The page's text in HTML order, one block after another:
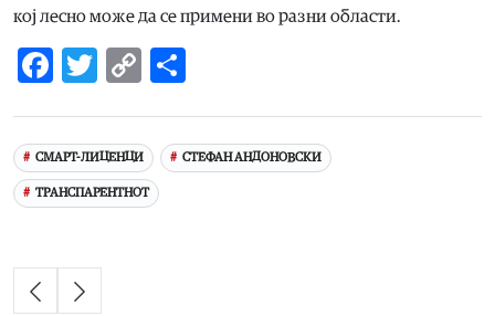
кој лесно може да се примени во разни области.
Facebook
Twitter
Copy
СМАРТ-ЛИЦЕНЦИ СТЕФАН АНДОНОВСКИ
ТРАНСПАРЕНТНОТ